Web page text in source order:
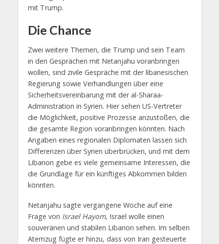
mit Trump.
Die Chance
Zwei weitere Themen, die Trump und sein Team
in den Gesprächen mit Netanjahu voranbringen
wollen, sind zivile Gespräche mit der libanesischen
Regierung sowie Verhandlungen über eine
Sicherheitsvereinbarung mit der al-Sharaa-
Administration in Syrien. Hier sehen US-Vertreter
die Möglichkeit, positive Prozesse anzustoßen, die
die gesamte Region voranbringen könnten. Nach
Angaben eines regionalen Diplomaten lassen sich
Differenzen über Syrien überbrücken, und mit dem
Libanon gebe es viele gemeinsame Interessen, die
die Grundlage für ein künftiges Abkommen bilden
könnten.
Netanjahu sagte vergangene Woche auf eine
Frage von Israel Hayom, Israel wolle einen
souveränen und stabilen Libanon sehen. Im selben
Atemzug fügte er hinzu, dass von Iran gesteuerte